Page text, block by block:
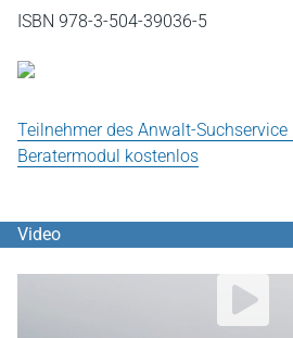
ISBN 978-3-504-39036-5
Teilnehmer des Anwalt-
Beratermodul kostenlos
Video